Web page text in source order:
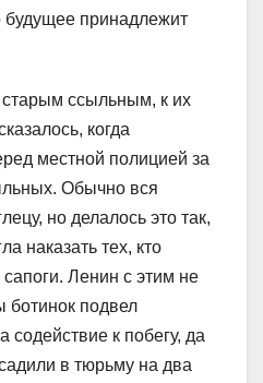
будущее принадлежит
ссыльным, к их
когда
местной полицией за
Обычно вся
но делалось это так,
наказать тех, кто
Ленин c этим не
ботинок подвел
содействие к побегу, да
в тюрьму на два